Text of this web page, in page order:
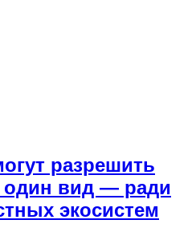
разрешить
один вид — ради
экосистем